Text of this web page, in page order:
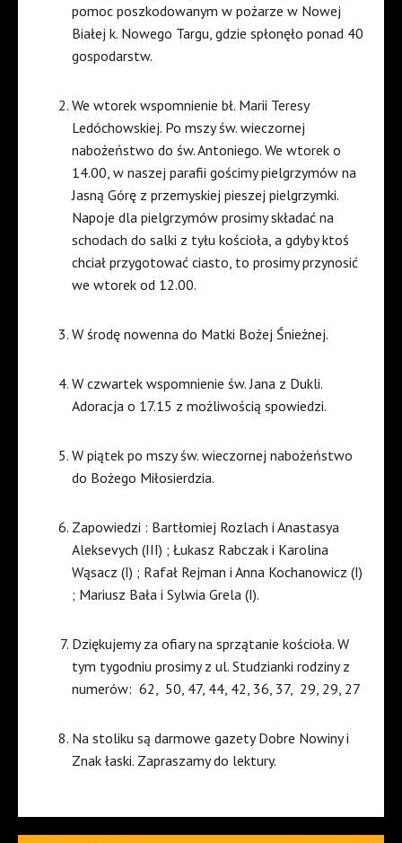
pomoc poszkodowanym w pożarze w Nowej
Białej k. Nowego Targu, gdzie spłonęło ponad 40
gospodarstw.
We wtorek wspomnienie bł. Marii Teresy
Ledóchowskiej. Po mszy św. wieczornej
nabożeństwo do św. Antoniego. We wtorek o
14.00, w naszej parafii gościmy pielgrzymów na
Jasną Górę z przemyskiej pieszej pielgrzymki.
Napoje dla pielgrzymów prosimy składać na
schodach do salki z tyłu kościoła, a gdyby ktoś
chciał przygotować ciasto, to prosimy przynosić
we wtorek od 12.00.
W środę nowenna do Matki Bożej Śnieżnej.
W czwartek wspomnienie św. Jana z Dukli.
Adoracja o 17.15 z możliwością spowiedzi.
W piątek po mszy św. wieczornej nabożeństwo
do Bożego Miłosierdzia.
Zapowiedzi : Bartłomiej Rozlach i Anastasya
Aleksevych (III) ; Łukasz Rabczak i Karolina
Wąsacz (I) ; Rafał Rejman i Anna Kochanowicz (I)
; Mariusz Bała i Sylwia Grela (I).
Dziękujemy za ofiary na sprzątanie kościoła. W
tym tygodniu prosimy z ul. Studzianki rodziny z
numerów: 62, 50, 47, 44, 42, 36, 37, 29, 29, 27
Na stoliku są darmowe gazety Dobre Nowiny i
Znak łaski. Zapraszamy do lektury.